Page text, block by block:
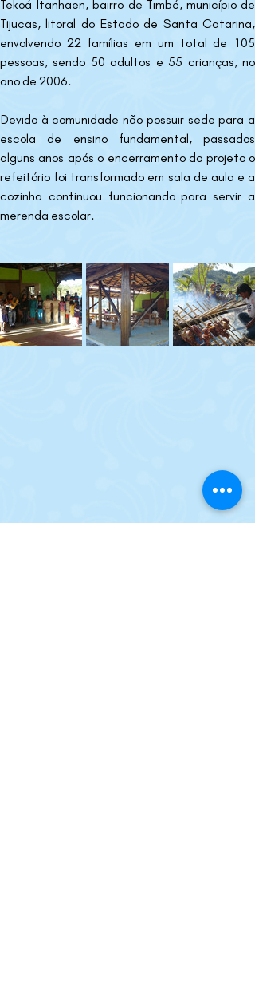
Tekoá Itanhaen, bairro de Timbé, município de
Tijucas, litoral do Estado de Santa Catarina,
envolvendo 22 famílias em um total de 105
pessoas, sendo 50 adultos e 55 crianças, no
ano de 2006.
Devido à comunidade não possuir sede para a
escola de ensino fundamental, passados
alguns anos após o encerramento do projeto o
refeitório foi transformado em sala de aula e a
cozinha continuou funcionando para servir a
merenda escolar.